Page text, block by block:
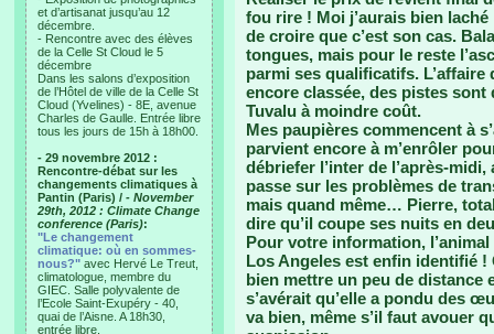
et d’artisanat jusqu’au 12
décembre.
- Rencontre avec des élèves
de la Celle St Cloud le 5
décembre
Dans les salons d’exposition
de l’Hôtel de ville de la Celle St
Cloud (Yvelines) - 8E, avenue
Charles de Gaulle. Entrée libre
tous les jours de 15h à 18h00.
- 29 novembre 2012 :
Rencontre-débat sur les
changements climatiques à
Pantin (Paris) / - November
29th, 2012 : Climate Change
conference (Paris):
"Le changement
climatique: où en sommes-
nous?" avec Hervé Le Treut,
climatologue, membre du
GIEC. Salle polyvalente de
l’Ecole Saint-Exupéry - 40,
quai de l’Aisne. A 18h30,
entrée libre.
fou rire ! Moi j’aurais bien
de croire que c’est son cas.
tongues, mais pour le reste
parmi ses qualificatifs. L’affaire
encore classée, des pistes
Tuvalu à moindre coût.
Mes paupières commencent à
parvient encore à m’enrôler
débriefer l’inter de l’après-
passe sur les problèmes de
mais quand même… Pierre,
dire qu’il coupe ses nuits en
Pour votre information,
Los Angeles est enfin identifié !
bien mettre un peu de distance
s’avérait qu’elle a pondu des
va bien, même s’il faut avouer